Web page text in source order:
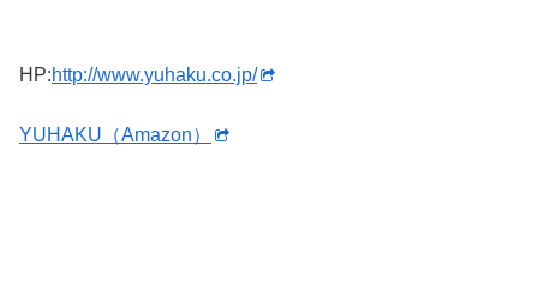
HP:http://www.yuhaku.co.jp/
YUHAKU（Amazon）